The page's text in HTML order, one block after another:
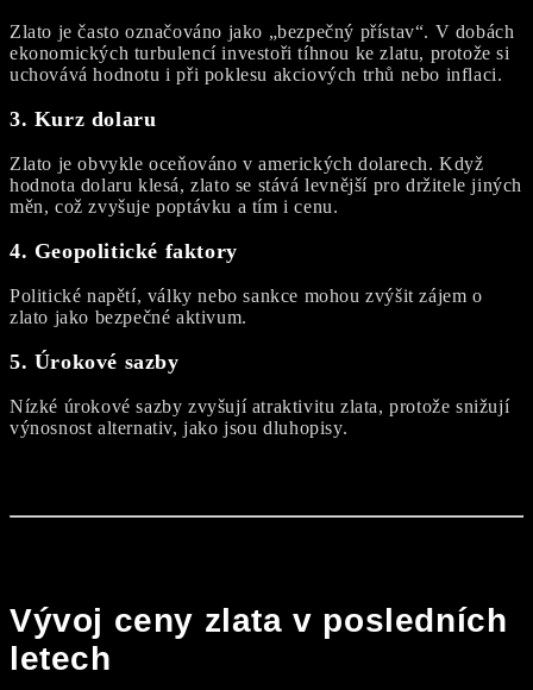
Zlato je často označováno jako „bezpečný přístav“. V dobách
ekonomických turbulencí investoři tíhnou ke zlatu, protože si
uchovává hodnotu i při poklesu akciových trhů nebo inflaci.
3. Kurz dolaru
Zlato je obvykle oceňováno v amerických dolarech. Když
hodnota dolaru klesá, zlato se stává levnější pro držitele jiných
měn, což zvyšuje poptávku a tím i cenu.
4. Geopolitické faktory
Politické napětí, války nebo sankce mohou zvýšit zájem o
zlato jako bezpečné aktivum.
5. Úrokové sazby
Nízké úrokové sazby zvyšují atraktivitu zlata, protože snižují
výnosnost alternativ, jako jsou dluhopisy.
Vývoj ceny zlata v posledních
letech